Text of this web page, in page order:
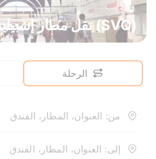
(SVQ) نقل مطار إشبيلية
الرحلة
من: العنوان، المطار، الفندق
إلى: العنوان، المطار، الفندق